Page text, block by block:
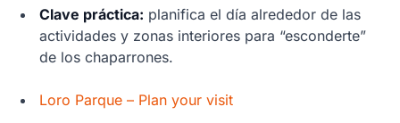
Clave práctica: planifica el día alrededor de las
actividades y zonas interiores para “esconderte”
de los chaparrones.
Loro Parque – Plan your visit